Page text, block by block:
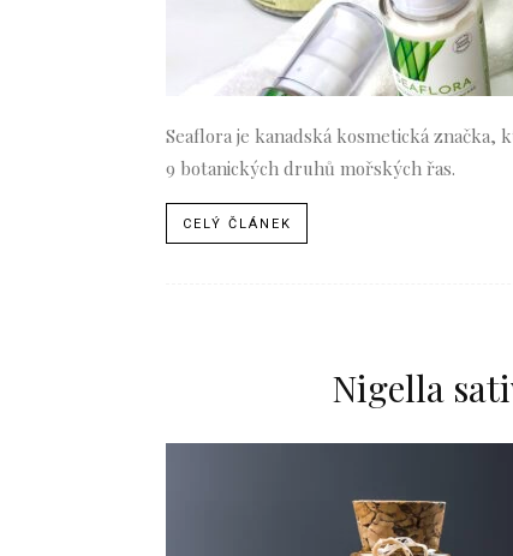
Seaflora je kanadská kosmetická
9 botanických druhů mořských řas.
CELÝ ČLÁNEK
Nigella